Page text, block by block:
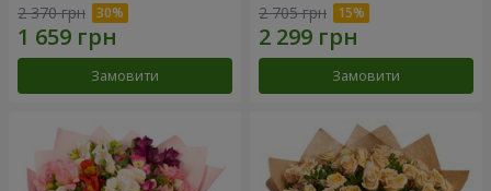
2 370 грн
Замовити
2 705 грн
Замовити